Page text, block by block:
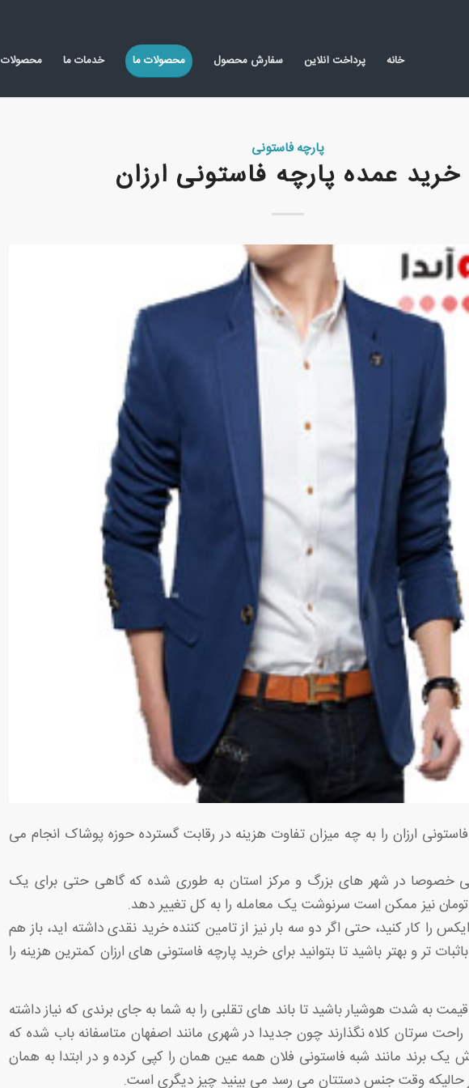
خانه پرداخت آنلاین سفارش محصول محصولات ما خدمات ما محصولات
پارچه فاستونی
خرید عمده پارچه فاستونی ارزان
ارزان را به چه میزان تفاوت هزینه در رقابت گسترده حوزه پوشاک انجام می
خصوصا در شهر های بزرگ و مرکز استان به طوری شده که گاهی حتی برای یک
را کار کنید، حتی اگر دو سه بار نیز از تامین کننده خرید نقدی داشته اید، باز هم
تر و بهتر باشید تا بتوانید برای خرید پارچه فاستونی های ارزان کمترین هزینه را
قیمت به شدت هوشیار باشید تا باند های تقلبی را به شما به جای برندی که نیاز داشته
سرتان کلاه نگذارند چون جدیدا در شهری مانند اصفهان متاسفانه باب شده که
یک برند مانند شبه فاستونی فلان همه عین همان را کپی کرده و در ابتدا به همان
حالیکه وقت جنس دستتان می رسد می بینید چیز دیگری است.